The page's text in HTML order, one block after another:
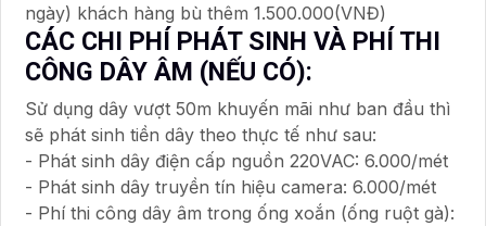
ngày) khách hàng bù thêm 1.500.000(VNĐ)
CÁC CHI PHÍ PHÁT SINH VÀ PHÍ THI
CÔNG DÂY ÂM (NẾU CÓ):
Sử dụng dây vượt 50m khuyến mãi như ban đầu thì
sẽ phát sinh tiền dây theo thực tế như sau:
- Phát sinh dây điện cấp nguồn 220VAC: 6.000/mét
- Phát sinh dây truyền tín hiệu camera: 6.000/mét
- Phí thi công dây âm trong ống xoắn (ống ruột gà):